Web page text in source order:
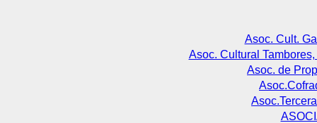
Asoc. Cult.
Asoc. Cultural
Asoc. de